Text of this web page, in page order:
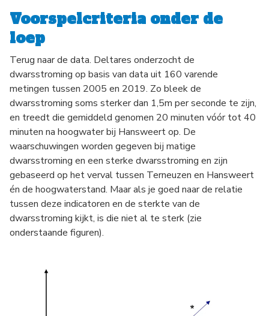
Voorspelcriteria onder de
loep
Terug naar de data. Deltares onderzocht de
dwarsstroming op basis van data uit 160 varende
metingen tussen 2005 en 2019. Zo bleek de
dwarsstroming soms sterker dan 1,5m per seconde te zijn,
en treedt die gemiddeld genomen 20 minuten vóór tot 40
minuten na hoogwater bij Hansweert op. De
waarschuwingen worden gegeven bij matige
dwarsstroming en een sterke dwarsstroming en zijn
gebaseerd op het verval tussen Terneuzen en Hansweert
én de hoogwaterstand. Maar als je goed naar de relatie
tussen deze indicatoren en de sterkte van de
dwarsstroming kijkt, is die niet al te sterk (zie
onderstaande figuren).